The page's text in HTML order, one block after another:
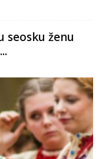
seosku ženu